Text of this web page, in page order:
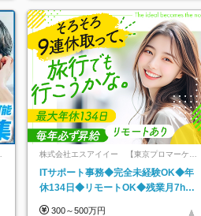
株式会社エスアイイー 【東京プロマーケッ
ITサポート事務◆完全未経験OK◆年
休134日◆リモートOK◆残業月7h以
300～500万円